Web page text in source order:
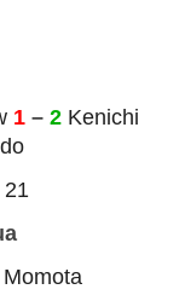
1 – 2 Kenichi
21
Momota